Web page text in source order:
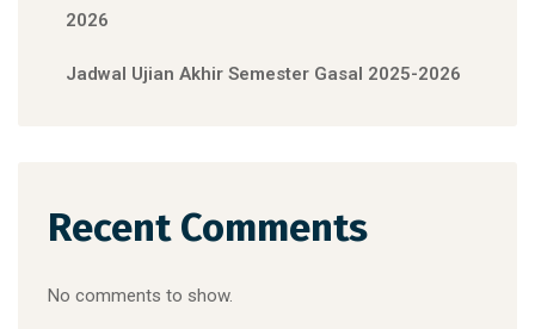
2026
Jadwal Ujian Akhir Semester Gasal 2025-2026
Recent Comments
No comments to show.